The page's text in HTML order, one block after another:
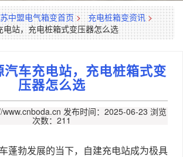
中盟电气箱变首页 > 充电桩箱变资讯 >
电站，充电桩箱式变压器怎么选
汽车充电站，充电桩箱式变
压器怎么选
发布时间：2025-06-23 浏览
次数：211
蓬勃发展的当下，自建充电站成为极具